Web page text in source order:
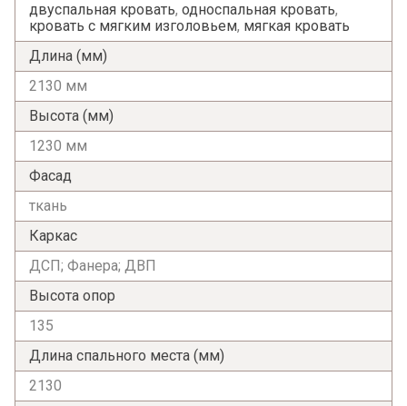
двуспальная кровать, односпальная кровать,
кровать с мягким изголовьем, мягкая кровать
Длина (мм)
2130 мм
Высота (мм)
1230 мм
Фасад
ткань
Каркас
ДСП; Фанера; ДВП
Высота опор
135
Длина спального места (мм)
2130